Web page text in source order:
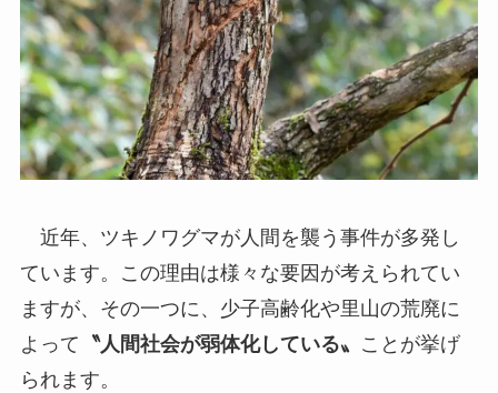
近年、ツキノワグマが人間を襲う事件が多発し
ています。この理由は様々な要因が考えられてい
ますが、その一つに、少子高齢化や里山の荒廃に
よって 〝人間社会が弱体化している〟 ことが挙げ
られます。